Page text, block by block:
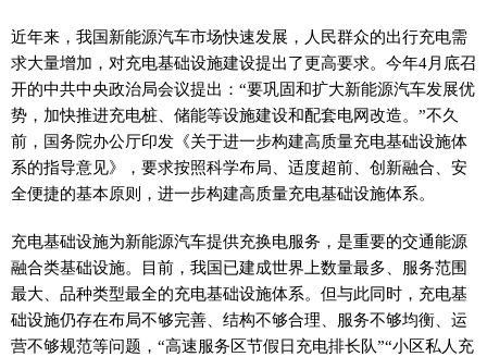
近年来，我国新能源汽车市场快速发展，人民群众的出行充电需
求大量增加，对充电基础设施建设提出了更高要求。今年4月底召
开的中共中央政治局会议提出：“要巩固和扩大新能源汽车发展优
势，加快推进充电桩、储能等设施建设和配套电网改造。”不久
前，国务院办公厅印发《关于进一步构建高质量充电基础设施体
系的指导意见》，要求按照科学布局、适度超前、创新融合、安
全便捷的基本原则，进一步构建高质量充电基础设施体系。
充电基础设施为新能源汽车提供充换电服务，是重要的交通能源
融合类基础设施。目前，我国已建成世界上数量最多、服务范围
最大、品种类型最全的充电基础设施体系。但与此同时，充电基
础设施仍存在布局不够完善、结构不够合理、服务不够均衡、运
营不够规范等问题，“高速服务区节假日充电排长队”“小区私人充